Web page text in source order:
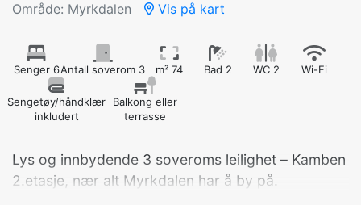
Område: Myrkdalen Vis på kart
Senger 6Antall soverom 3 m² 74 Bad 2 WC 2 Wi-Fi
Sengetøy/håndklær
inkludert
Balkong eller
terrasse
Lys og innbydende 3 soveroms leilighet – Kamben
2.etasje, nær alt Myrkdalen har å by på.